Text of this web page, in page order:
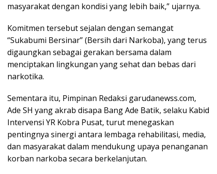
masyarakat dengan kondisi yang lebih baik,” ujarnya.
Komitmen tersebut sejalan dengan semangat
“Sukabumi Bersinar” (Bersih dari Narkoba), yang terus
digaungkan sebagai gerakan bersama dalam
menciptakan lingkungan yang sehat dan bebas dari
narkotika.
Sementara itu, Pimpinan Redaksi garudanewss.com,
Ade SH yang akrab disapa Bang Ade Batik, selaku Kabid
Intervensi YR Kobra Pusat, turut menegaskan
pentingnya sinergi antara lembaga rehabilitasi, media,
dan masyarakat dalam mendukung upaya penanganan
korban narkoba secara berkelanjutan.